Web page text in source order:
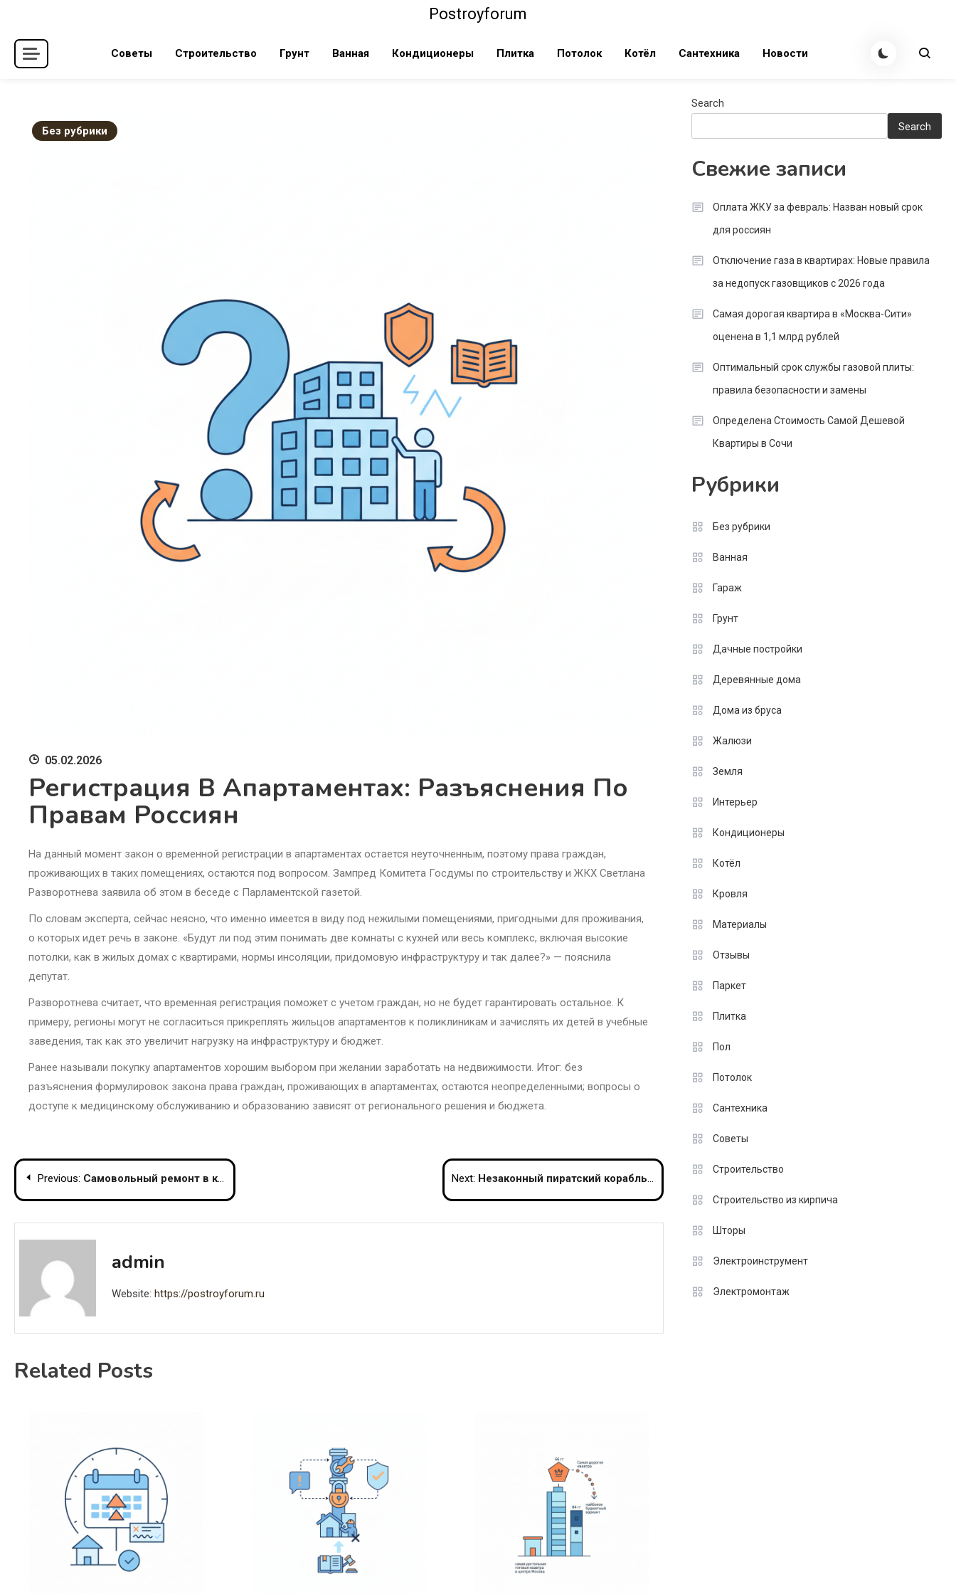
content
Postroyforum
Советы Строительство Грунт Ванная Кондиционеры Плитка Потолок Котёл Сантехника Новости
Без рубрики
05.02.2026
Регистрация В Апартаментах: Разъяснения По
Правам Россиян
На данный момент закон о временной регистрации в апартаментах остается неуточненным, поэтому права граждан,
проживающих в таких помещениях, остаются под вопросом. Зампред Комитета Госдумы по строительству и ЖКХ Светлана
Разворотнева заявила об этом в беседе с Парламентской газетой.
По словам эксперта, сейчас неясно, что именно имеется в виду под нежилыми помещениями, пригодными для проживания,
о которых идет речь в законе. «Будут ли под этим понимать две комнаты с кухней или весь комплекс, включая высокие
потолки, как в жилых домах с квартирами, нормы инсоляции, придомовую инфраструктуру и так далее?» — пояснила
депутат.
Разворотнева считает, что временная регистрация поможет с учетом граждан, но не будет гарантировать остальное. К
примеру, регионы могут не согласиться прикреплять жильцов апартаментов к поликлиникам и зачислять их детей в учебные
заведения, так как это увеличит нагрузку на инфраструктуру и бюджет.
Ранее называли покупку апартаментов хорошим выбором при желании заработать на недвижимости. Итог: без
разъяснения формулировок закона права граждан, проживающих в апартаментах, остаются неопределенными; вопросы о
доступе к медицинскому обслуживанию и образованию зависят от регионального решения и бюджета.
Post
navigation
Previous: Самовольный ремонт в квартире Светланы Ходченковой лишил воды 13 квартир Next: Незаконный пиратский корабль‑дом построили в Англии
admin
Website: https://postroyforum.ru
Related Posts
Search
Search
Свежие записи
Оплата ЖКУ за февраль: Назван новый срок
для россиян
Отключение газа в квартирах: Новые правила
за недопуск газовщиков с 2026 года
Самая дорогая квартира в «Москва-Сити»
оценена в 1,1 млрд рублей
Оптимальный срок службы газовой плиты:
правила безопасности и замены
Определена Стоимость Самой Дешевой
Квартиры в Сочи
Рубрики
Без рубрики
Ванная
Гараж
Грунт
Дачные постройки
Деревянные дома
Дома из бруса
Жалюзи
Земля
Интерьер
Кондиционеры
Котёл
Кровля
Материалы
Отзывы
Паркет
Плитка
Пол
Потолок
Сантехника
Советы
Строительство
Строительство из кирпича
Шторы
Электроинструмент
Электромонтаж